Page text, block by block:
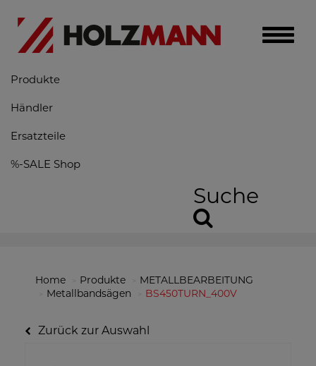
Toggle
Produkte
Händler
Ersatzteile
%-SALE Shop
Suche
Home Produkte
METALLBEARBEITUNG
Metallbandsägen
BS450TURN_400V
Zurück zur Auswahl